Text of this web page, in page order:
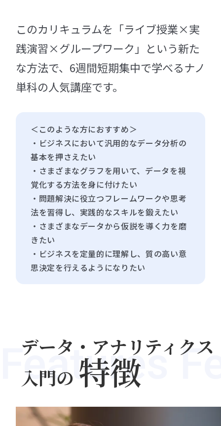
このカリキュラムを「ライブ授業×実
践演習×グループワーク」という新た
な方法で、6週間短期集中で学べるナノ
単科の人気講座です。
＜このような方におすすめ＞
・ビジネスにおいて汎用的なデータ分析の
基本を押さえたい
・さまざまなグラフを用いて、データを視
覚化する方法を身に付けたい
・問題解決に役立つフレームワークや思考
法を習得し、実践的なスキルを鍛えたい
・さまざまなデータから仮説を導く力を磨
きたい
・ビジネスを定量的に理解し、質の高い意
思決定を行えるようになりたい
Features
データ・アナリティクス
入門の 特徴